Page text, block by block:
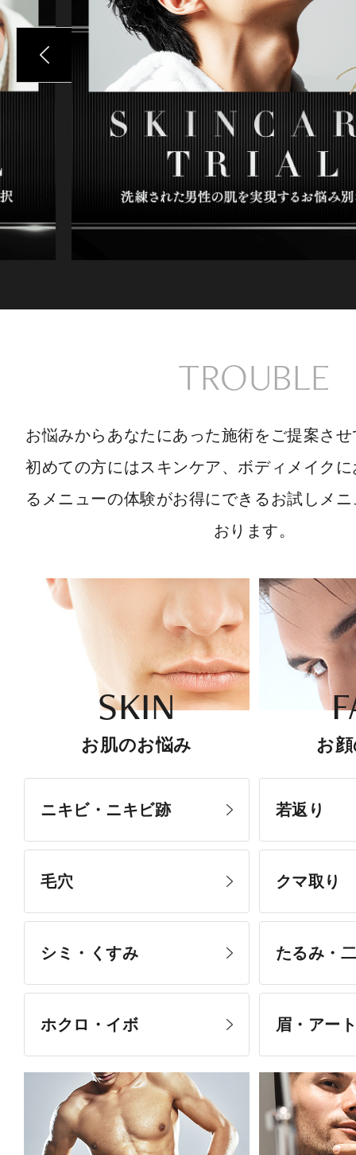
TROUBLE
お悩みからあなたにあった施術をご提案さ
初めての方にはスキンケア、ボディメイク
るメニューの体験がお得にできるお試しメ
おります。
SKIN
お肌のお悩み
ニキビ・ニキビ跡
毛穴
シミ・くすみ
ホクロ・イボ
お
若返り
クマ取り
たるみ・
眉・アー